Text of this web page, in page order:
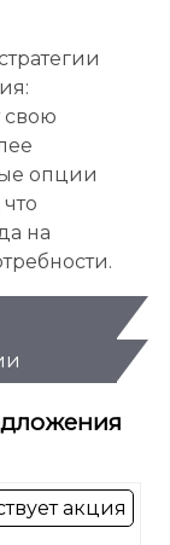
свою
опции
на
акция